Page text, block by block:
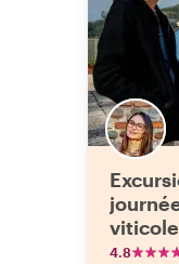
départ
4.8